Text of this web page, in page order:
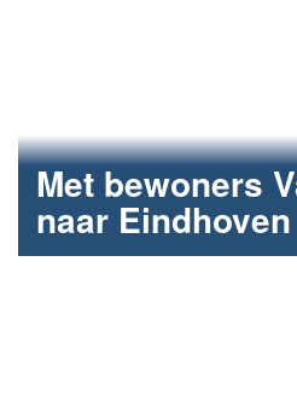
Met bewoners
naar
Waardevolle momenten met